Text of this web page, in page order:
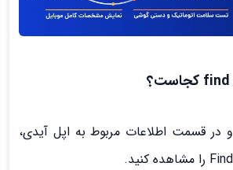
در قسمت اطلاعات مربوط به اپل آیدی،